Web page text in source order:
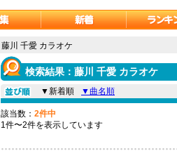
藤川 千愛 カラオケ
検索結果：藤川 千愛 カラオケ
▼新着順 ▼曲名順
該当数： 2件中
1件〜2件を表示しています